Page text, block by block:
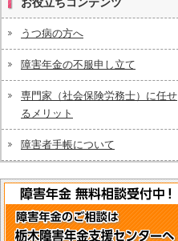
うつ病の方へ
障害年金の不服申し立て
専門家（社会保険労務士）に任せ
るメリット
障害者手帳について